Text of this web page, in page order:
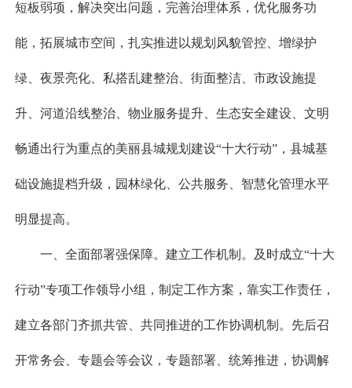
短板弱项，解决突出问题，完善治理体系，优化服务功
能，拓展城市空间，扎实推进以规划风貌管控、增绿护
绿、夜景亮化、私搭乱建整治、街面整洁、市政设施提
升、河道沿线整治、物业服务提升、生态安全建设、文明
畅通出行为重点的美丽县城规划建设“十大行动”，县城基
础设施提档升级，园林绿化、公共服务、智慧化管理水平
明显提高。
一、全面部署强保障。建立工作机制。及时成立“十大
行动”专项工作领导小组，制定工作方案，靠实工作责任，
建立各部门齐抓共管、共同推进的工作协调机制。先后召
开常务会、专题会等会议，专题部署、统筹推进，协调解